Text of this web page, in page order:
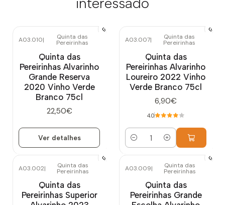
Esgotado
A03.010| Quinta das
Pereirinhas
Quinta das
Pereirinhas Alvarinho
Grande Reserva
2020 Vinho Verde
Branco 75cl
22,50€
Ver detalhes
A03.007| Quinta das
Pereirinhas
Quinta das
Pereirinhas Alvarinho
Loureiro 2022 Vinho
Verde Branco 75cl
6,90€
4.0
Quantidade
Esgotado
A03.002| Quinta das
Pereirinhas
Quinta das
Pereirinhas Superior
A03.009| Quinta das
Pereirinhas
Quinta das
Pereirinhas Grande